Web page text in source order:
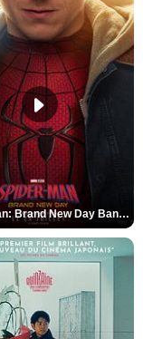
Spider-Man: Brand New Day Bande-annonce VO STFR